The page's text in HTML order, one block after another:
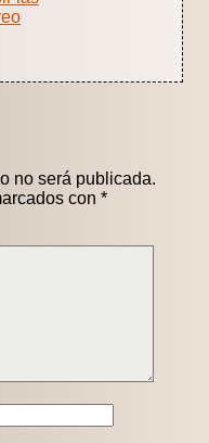
no será publicada.
con *